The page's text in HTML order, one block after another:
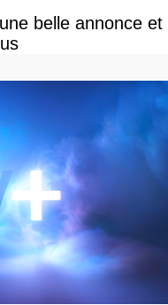
belle annonce et